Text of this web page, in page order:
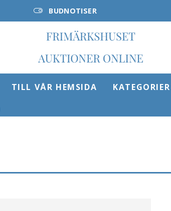
BUDNOTISER
TILL VÅR HEMSIDA KATEGORIER